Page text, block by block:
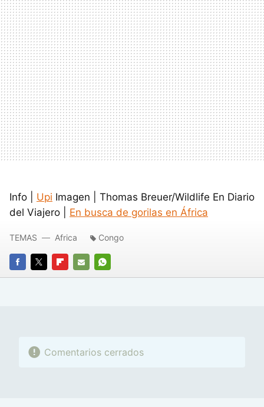
Info | Upi Imagen | Thomas Breuer/Wildlife En Diario
del Viajero | En busca de gorilas en África
FACEBOOK
TWITTERFLIPBOARD
E-
WHATSAPP
TEMAS Africa Congo
Comentarios cerrados